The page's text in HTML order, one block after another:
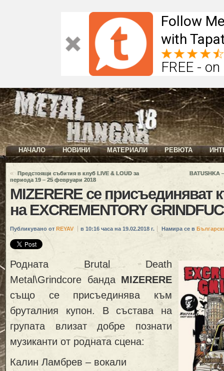
Follow
with
FREE -
НАЧАЛО НОВИНИ МАТЕРИАЛИ РЕВЮТА
«
Предстоящи събития в клуб LIVE & LOUD за
периода 19 – 25 февруари 2018
BATUSHKA
MIZERERE се присъединяват
на EXCREMENTORY
Публикувано от REYAV в 10:16 часа на 19.02.2018 г. Намира се в
Родната Brutal Death
Metal\Grindcore бандаMIZERERE
също се присъединява към
бруталния купон. В състава на
групата влизат добре познати
музиканти от родната сцена:
Калин Ламбрев – вокали